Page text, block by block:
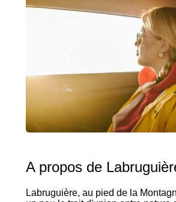
A propos de
Labruguière, au pied de la